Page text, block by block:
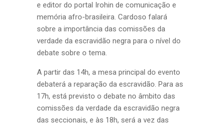
e editor do portal Irohin de comunicação e
memória afro-brasileira. Cardoso falará
sobre a importância das comissões da
verdade da escravidão negra para o nível do
debate sobre o tema.
A partir das 14h, a mesa principal do evento
debaterá a reparação da escravidão. Para as
17h, está previsto o debate no âmbito das
comissões da verdade da escravidão negra
das seccionais, e às 18h, será a vez das